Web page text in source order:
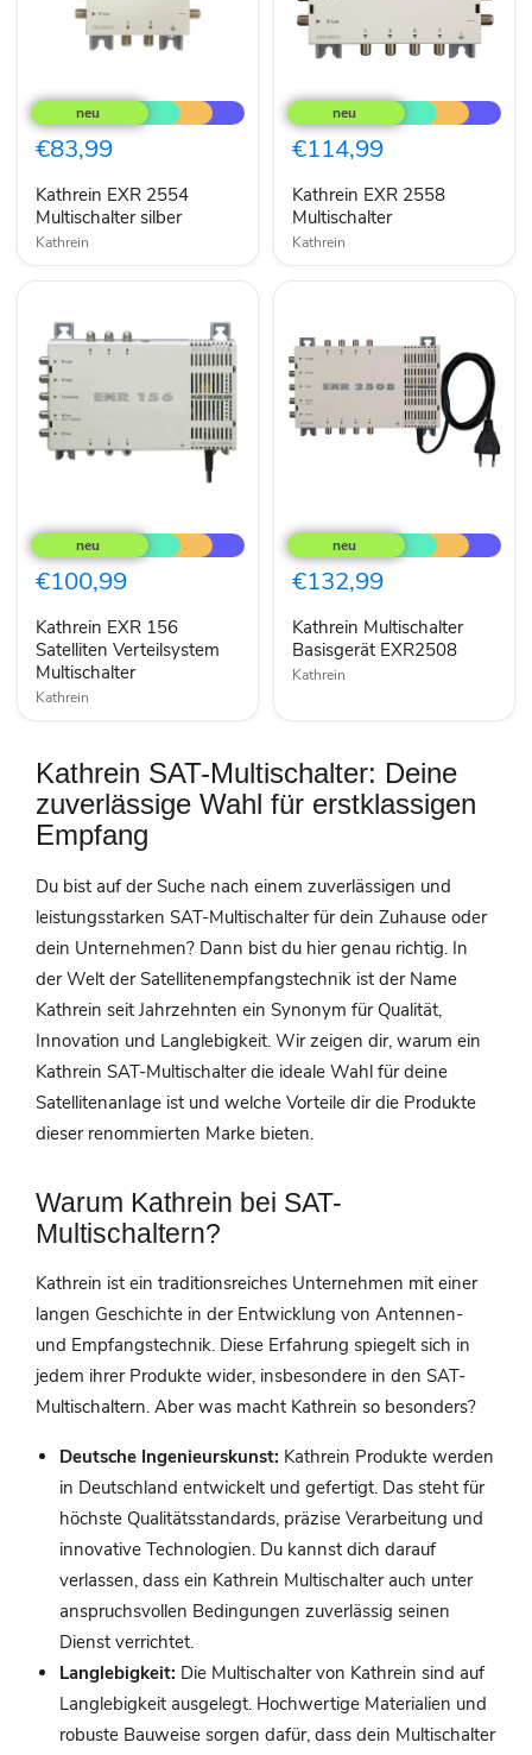
EXR
2554
Multischalter
silber
€83,99
Kathrein EXR 2554
Multischalter silber
Kathrein
EXR
2558
Multischalter
€114,99
Kathrein EXR 2558
Multischalter
Kathrein
EXR
156
Satelliten
Verteilsystem
€100,99
Kathrein EXR 156
Satelliten Verteilsystem
Multischalter
Kathrein
Multischalter
Basisgerät
EXR2508
€132,99
Kathrein Multischalter
Basisgerät EXR2508
Kathrein
Kathrein SAT-Multischalter: Deine
zuverlässige Wahl für erstklassigen
Empfang
Du bist auf der Suche nach einem zuverlässigen und
leistungsstarken SAT-Multischalter für dein Zuhause oder
dein Unternehmen? Dann bist du hier genau richtig. In
der Welt der Satellitenempfangstechnik ist der Name
Kathrein seit Jahrzehnten ein Synonym für Qualität,
Innovation und Langlebigkeit. Wir zeigen dir, warum ein
Kathrein SAT-Multischalter die ideale Wahl für deine
Satellitenanlage ist und welche Vorteile dir die Produkte
dieser renommierten Marke bieten.
Warum Kathrein bei SAT-
Multischaltern?
Kathrein ist ein traditionsreiches Unternehmen mit einer
langen Geschichte in der Entwicklung von Antennen-
und Empfangstechnik. Diese Erfahrung spiegelt sich in
jedem ihrer Produkte wider, insbesondere in den SAT-
Multischaltern. Aber was macht Kathrein so besonders?
Deutsche Ingenieurskunst: Kathrein Produkte werden
in Deutschland entwickelt und gefertigt. Das steht für
höchste Qualitätsstandards, präzise Verarbeitung und
innovative Technologien. Du kannst dich darauf
verlassen, dass ein Kathrein Multischalter auch unter
anspruchsvollen Bedingungen zuverlässig seinen
Dienst verrichtet.
Langlebigkeit: Die Multischalter von Kathrein sind auf
Langlebigkeit ausgelegt. Hochwertige Materialien und
robuste Bauweise sorgen dafür, dass dein Multischalter